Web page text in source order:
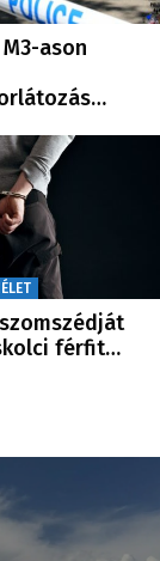
ason
férfit…